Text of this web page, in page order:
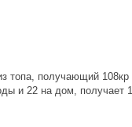
топа, получающий
и 22 на дом, получает